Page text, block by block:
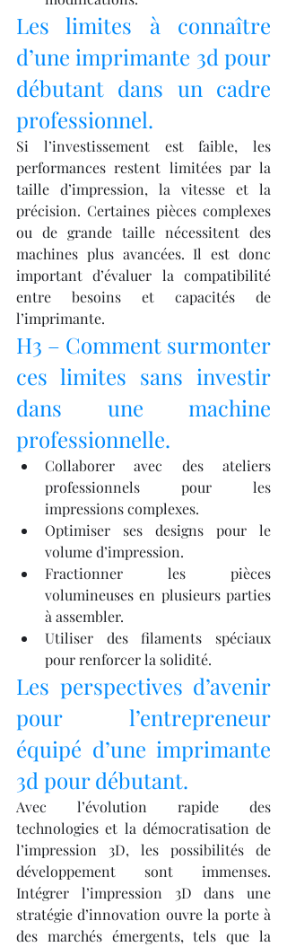
Les limites à connaître
d’une imprimante 3d pour
débutant dans un cadre
professionnel.
Si l’investissement est faible, les
performances restent limitées par la
taille d’impression, la vitesse et la
précision. Certaines pièces complexes
ou de grande taille nécessitent des
machines plus avancées. Il est donc
important d’évaluer la compatibilité
entre besoins et capacités de
l’imprimante.
H3 – Comment surmonter
ces limites sans investir
dans une machine
professionnelle.
Collaborer avec des ateliers
professionnels pour les
impressions complexes.
Optimiser ses designs pour le
volume d’impression.
Fractionner les pièces
volumineuses en plusieurs parties
à assembler.
Utiliser des filaments spéciaux
pour renforcer la solidité.
Les perspectives d’avenir
pour l’entrepreneur
équipé d’une imprimante
3d pour débutant.
Avec l’évolution rapide des
technologies et la démocratisation de
l’impression 3D, les possibilités de
développement sont immenses.
Intégrer l’impression 3D dans une
stratégie d’innovation ouvre la porte à
des marchés émergents, tels que la